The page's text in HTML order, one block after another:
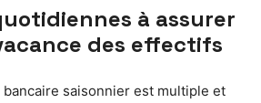
à assurer
des effectifs
bancaire saisonnier est multiple et